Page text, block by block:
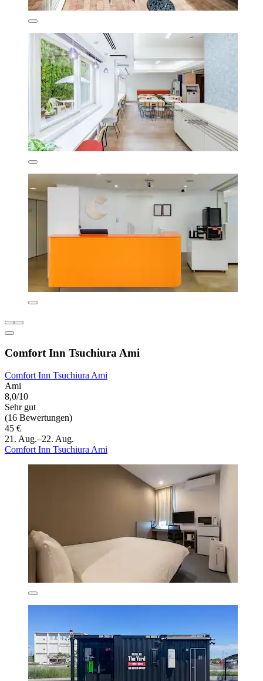
Comfort Inn Tsuchiura Ami
Comfort Inn Tsuchiura Ami
Ami
8,0/10
Sehr gut
(16 Bewertungen)
45 €
21. Aug.–22. Aug.
Comfort Inn Tsuchiura Ami